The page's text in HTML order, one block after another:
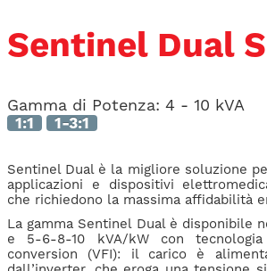
Sentinel Dual
Gamma di Potenza: 4 - 10 kVA
1:1 1-3:1
Sentinel Dual è la migliore soluzione
applicazioni e dispositivi
che richiedono la massima affidabilità
La gamma Sentinel Dual è disponibile
e 5-6-8-10 kVA/kW con
conversion (VFI): il carico è